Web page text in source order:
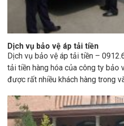
Dịch vụ bảo vệ áp tải tiền
Dịch vụ bảo vệ áp tải tiền –
tải tiền hàng hóa của công ty bảo
được rất nhiều khách hàng trong